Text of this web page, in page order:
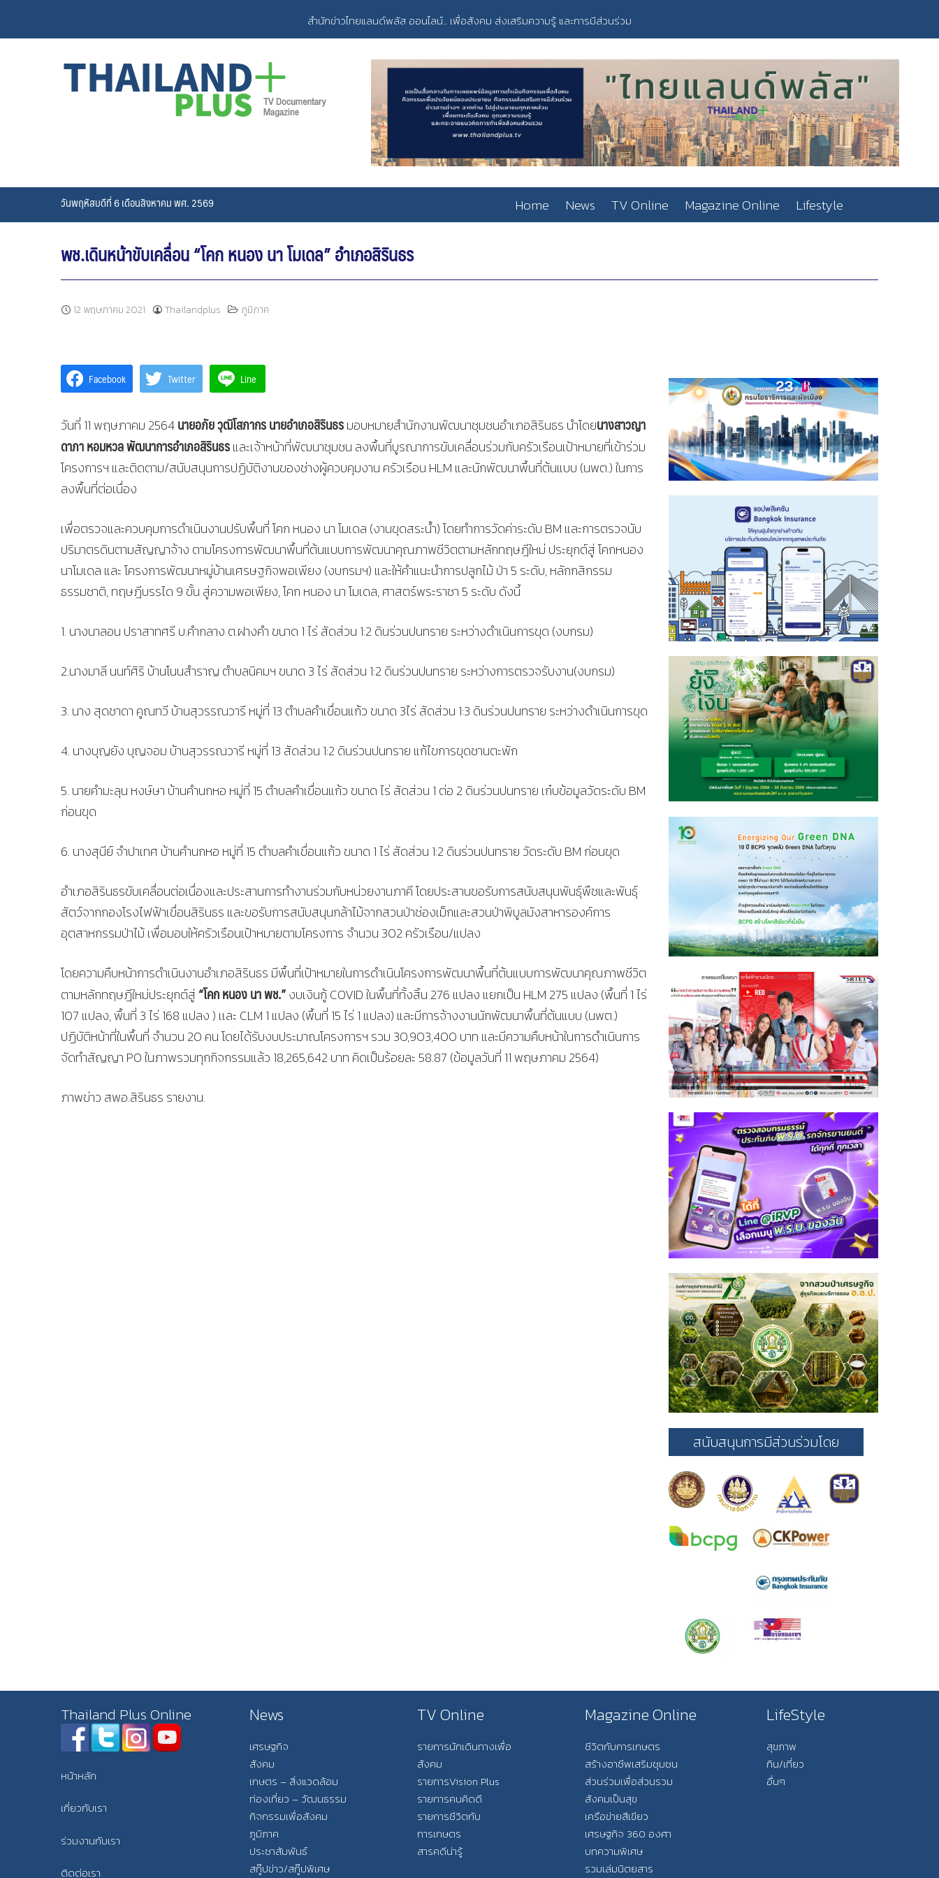
content
สำนักข่าวไทยแลนด์พลัส ออนไลน์... เพื่อสังคม ส่งเสริมความรู้ และการมีส่วนร่วม
วันพฤหัสบดีที่ 6 เดือนสิงหาคม พศ. 2569 Home News TV Online Magazine Online Lifestyle
พช.เดินหน้าขับเคลื่อน “โคก หนอง นา โมเดล” อำเภอสิรินธร
12 พฤษภาคม 2021 Thailandplus ภูมิภาค
Facebook Twitter Line
วันที่ 11 พฤษภาคม 2564นายอภัย วุฒิโสภากร นายอำเภอสิรินธรมอบหมายสำนักงานพัฒนาชุมชนอำเภอสิรินธร นำโดยนางสาวญา
ดาภา หอมหวล พัฒนาการอำเภอสิรินธรและเจ้าหน้าที่พัฒนาชุมชน ลงพื้นที่บูรณาการขับเคลื่อนร่วมกับครัวเรือนเป้าหมายที่เข้าร่วม
โครงการฯ และติดตาม/สนับสนุนการปฏิบัติงานของช่างผู้ควบคุมงาน ครัวเรือน HLM และนักพัฒนาพื้นที่ต้นแบบ (นพต.) ในการ
ลงพื้นที่ต่อเนื่อง
เพื่อตรวจและควบคุมการดำเนินงานปรับพื้นที่ โคก หนอง นา โมเดล (งานขุดสระน้ำ) โดยทำการวัดค่าระดับ BM และการตรวจนับ
ปริมาตรดินตามสัญญาจ้าง ตามโครงการพัฒนาพื้นที่ต้นแบบการพัฒนาคุณภาพชีวิตตามหลักทฤษฎีใหม่ ประยุกต์สู่ โคกหนอง
นาโมเดล และ โครงการพัฒนาหมู่บ้านเศรษฐกิจพอเพียง (งบกรมฯ) และให้คำแนะนำการปลูกไม้ ป่า 5 ระดับ, หลักกสิกรรม
ธรรมชาติ, ทฤษฎีบรรได 9 ขั้น สู่ความพอเพียง, โคก หนอง นา โมเดล, ศาสตร์พระราชา 5 ระดับ ดังนี้
1. นางนาลอน ปราสาทศรี บ.คำกลาง ต.ฝางคำ ขนาด 1 ไร่ สัดส่วน 1:2 ดินร่วนปนทราย ระหว่างดำเนินการขุด (งบกรม)
2.นางมาลี นนท์ศิริ บ้านโนนสำราญ ตำบลนิคมฯ ขนาด 3 ไร่ สัดส่วน 1:2 ดินร่วนปนทราย ระหว่างการตรวจรับงาน(งบกรม)
3. นาง สุดชาดา คูณทวี บ้านสุวรรณวารี หมู่ที่ 13 ตำบลคำเขื่อนแก้ว ขนาด 3ไร่ สัดส่วน 1:3 ดินร่วนปนทราย ระหว่างดำเนินการขุด
4. นางบุญยัง บุญจอม บ้านสุวรรณวารี หมู่ที่ 13 สัดส่วน 1:2 ดินร่วนปนทราย แก้ไขการขุดชานตะพัก
5. นายคำมะลุน หงษ์ษา บ้านคำนกหอ หมู่ที่ 15 ตำบลคำเขื่อนแก้ว ขนาด ไร่ สัดส่วน 1 ต่อ 2 ดินร่วนปนทราย เก๋บข้อมูลวัดระดับ BM
ก่อนขุด
6. นางสุนีย์ จำปาเทศ บ้านคำนกหอ หมู่ที่ 15 ตำบลคำเขื่อนแก้ว ขนาด 1 ไร่ สัดส่วน 1:2 ดินร่วนปนทราย วัดระดับ BM ก่อนขุด
อำเภอสิรินธรขับเคลื่อนต่อเนื่องและประสานการทำงานร่วมกับหน่วยงานภาคี โดยประสานขอรับการสนับสนุนพันธุ์พืชและพันธุ์
สัตว์จากกองโรงไฟฟ้าเขื่อนสิรินธร และขอรับการสนับสนุนกล้าไม้จากสวนป่าช่องเม็กและสวนป่าพิบูลมังสาหารองค์การ
อุตสาหกรรมป่าไม้ เพื่อมอบให้ครัวเรือนเป้าหมายตามโครงการ จำนวน 302 ครัวเรือน/แปลง
โดยความคืบหน้าการดำเนินงานอำเภอสิรินธร มีพื้นที่เป้าหมายในการดำเนินโครงการพัฒนาพื้นที่ต้นแบบการพัฒนาคุณภาพชีวิต
ตามหลักทฤษฎีใหม่ประยุกต์สู่“โคก หนอง นา พช.”งบเงินกู้ COVID ในพื้นที่ทั้งสิ้น 276 แปลง แยกเป็น HLM 275 แปลง (พื้นที่ 1 ไร่
107 แปลง, พื้นที่ 3 ไร่ 168 แปลง ) เเละ CLM 1 แปลง (พื้นที่ 15 ไร่ 1 แปลง) และมีการจ้างงานนักพัฒนาพื้นที่ต้นแบบ (นพต.)
ปฏิบัติหน้าที่ในพื้นที่ จำนวน 20 คน โดยได้รับงบประมาณโครงการฯ รวม 30,903,400 บาท และมีความคืบหน้าในการดำเนินการ
จัดทำสัญญา PO ในภาพรวมทุกกิจกรรมแล้ว 18,265,642 บาท คิดเป็นร้อยละ 58.87 (ข้อมูลวันที่ 11 พฤษภาคม 2564)
ภาพข่าว สพอ.สิรินธร รายงาน.
สนับสนุนการมีส่วนร่วมโดย
Thailand Plus Online
หน้าหลัก
เกี่ยวกับเรา
ร่วมงานกับเรา
ติดต่อเรา
News
เศรษฐกิจ
สังคม
เกษตร – สิ่งแวดล้อม
ท่องเที่ยว – วัฒนธรรม
กิจกรรมเพื่อสังคม
ภูมิภาค
ประชาสัมพันธ์
สกู๊ปข่าว/สกู๊ปพิเศษ
TV Online
รายการนักเดินทางเพื่อ
สังคม
รายการVision Plus
รายการคนคิดดี
รายการชีวิตกับ
การเกษตร
สารคดีน่ารู้
Magazine Online
ชีวิตกับการเกษตร
สร้างอาชีพเสริมชุมชน
ส่วนร่วมเพื่อส่วนรวม
สังคมเป็นสุข
เครือข่ายสีเขียว
เศรษฐกิจ 360 องศา
บทความพิเศษ
รวมเล่มนิตยสาร
LifeStyle
สุขภาพ
กิน/เที่ยว
อื่นๆ